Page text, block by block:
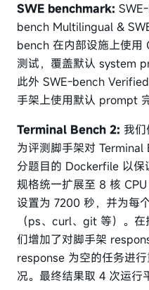
SWE benchmark:
bench Multilingual &
bench 在内部设施上使用
测试，覆盖默认 system
此外 SWE-bench
手架上使用默认 prompt
Terminal Bench 2: 我
为评测脚手架对
分题目的 Dockerfile 以保
规格统一扩展至 8 核
设置为 7200 秒，并为每
（ps、curl、git 等）。
们增加了对脚手架
response 为空的任务进
况。最终结果取 4 次运行